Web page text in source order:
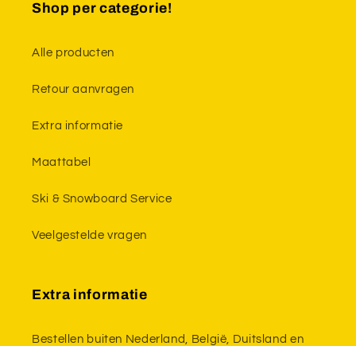
Shop per categorie!
Alle producten
Retour aanvragen
Extra informatie
Maattabel
Ski & Snowboard Service
Veelgestelde vragen
Extra informatie
Bestellen buiten Nederland, België, Duitsland en